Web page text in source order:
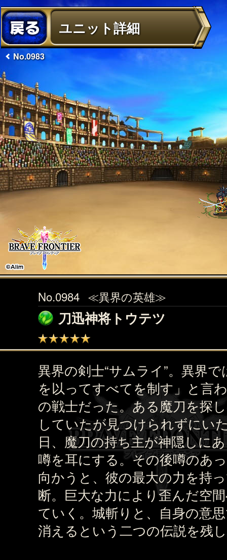
ユニット詳細
No.0983
No.0984 ≪異界の英雄≫
刀迅神将トウテツ
異界の剣士“サムライ”。異界で
を以ってすべてを制す」と言
の戦士だった。ある魔刀を探
していたが見つけられずにい
日、魔刀の持ち主が神隠しに
噂を耳にする。その後噂のあ
向かうと、彼の最大の力を持
断。巨大な力により歪んだ空
ていく。城斬りと、自身の意
消えるという二つの伝説を残